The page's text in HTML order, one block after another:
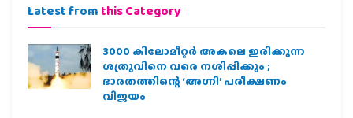
Latest from this Category
3000 കിലോമീറ്റർ അകലെ ഇരിക്കുന്ന
ശത്രുവിനെ വരെ നശിപ്പിക്കും ;
ഭാരതത്തിന്റെ ‘അഗ്നി’ പരീക്ഷണം
വിജയം